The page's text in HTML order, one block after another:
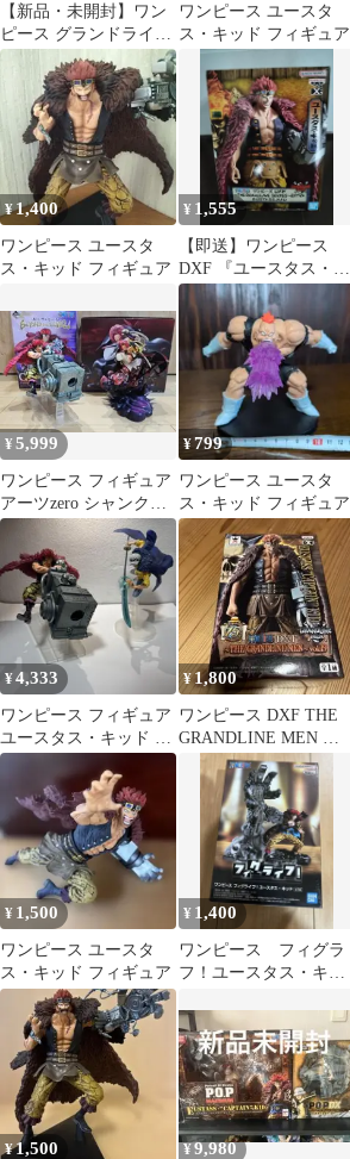
【新品・未開封】ワン
ピース グランドライン
メン vol.7 ユースタ
ス・キッド
ワンピース ユースタ
ス・キッド フィギュア
¥1,400
ワンピース ユースタ
ス・キッド フィギュア
¥ 1,555
【即送】ワンピース
DXF 『ユースタス・キ
ッド』 フィギュア
¥5,999
ワンピース フィギュア
アーツzero シャンク
ス 一番くじ キッド
C賞
¥799
ワンピース ユースタ
ス・キッド フィギュア
¥4,333
ワンピース フィギュア
ユースタス・キッド ト
ラファルガー・ローど
ちらか単体⭕️
¥1,800
ワンピース DXF THE
GRANDLINE MEN ユ
ースタス・キッド
¥ 1,500
ワンピース ユースタ
ス・キッド フィギュア
¥ 1,400
ワンピース フィグラ
フ！ユースタス・キッ
¥1,500 ¥9,980